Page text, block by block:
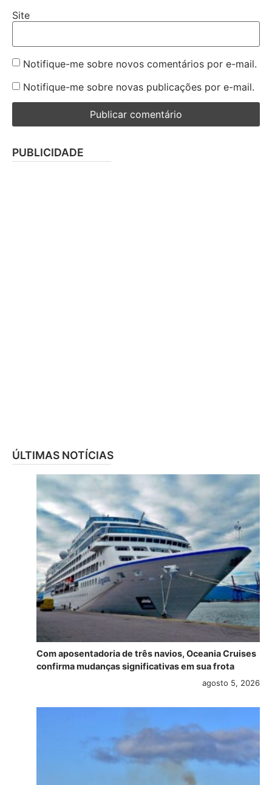
Site
Notifique-me sobre novos comentários por e-mail.
Notifique-me sobre novas publicações por e-mail.
PUBLICIDADE
ÚLTIMAS NOTÍCIAS
Com aposentadoria de três navios, Oceania Cruises
confirma mudanças significativas em sua frota
agosto 5, 2026